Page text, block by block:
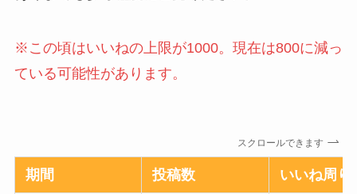
※この頃はいいねの上限が1000。現在は800に減っ
ている可能性があり ます。
スクロールできます
期間 投稿数 いいね周り